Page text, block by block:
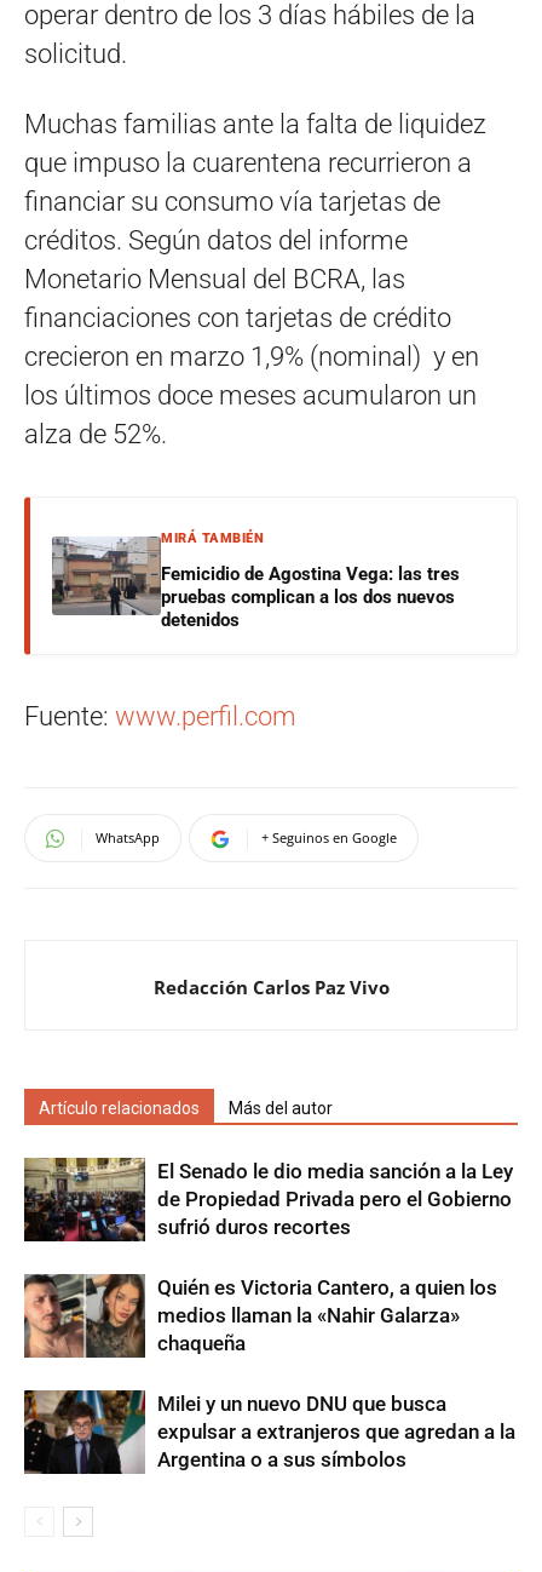
operar dentro de los 3 días hábiles de la
solicitud.
Muchas familias ante la falta de liquidez
que impuso la cuarentena recurrieron a
financiar su consumo vía tarjetas de
créditos. Según datos del informe
Monetario Mensual del BCRA, las
financiaciones con tarjetas de crédito
crecieron en marzo 1,9% (nominal) y en
los últimos doce meses acumularon un
alza de 52%.
MIRÁ TAMBIÉN
Femicidio de Agostina Vega: las tres
pruebas complican a los dos nuevos
detenidos
Fuente: www.perfil.com
WhatsApp + Seguinos en Google
Redacción Carlos Paz Vivo
Artículo relacionados Más del autor
El Senado le dio media sanción a la Ley
de Propiedad Privada pero el Gobierno
sufrió duros recortes
Quién es Victoria Cantero, a quien los
medios llaman la «Nahir Galarza»
chaqueña
Milei y un nuevo DNU que busca
expulsar a extranjeros que agredan a la
Argentina o a sus símbolos